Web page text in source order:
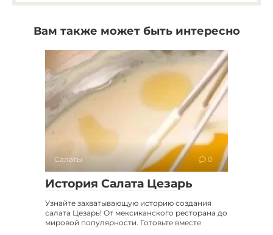
Вам также может быть интересно
Салаты 0
История Салата Цезарь
Узнайте захватывающую историю создания
салата Цезарь! От мексиканского ресторана до
мировой популярности. Готовьте вместе